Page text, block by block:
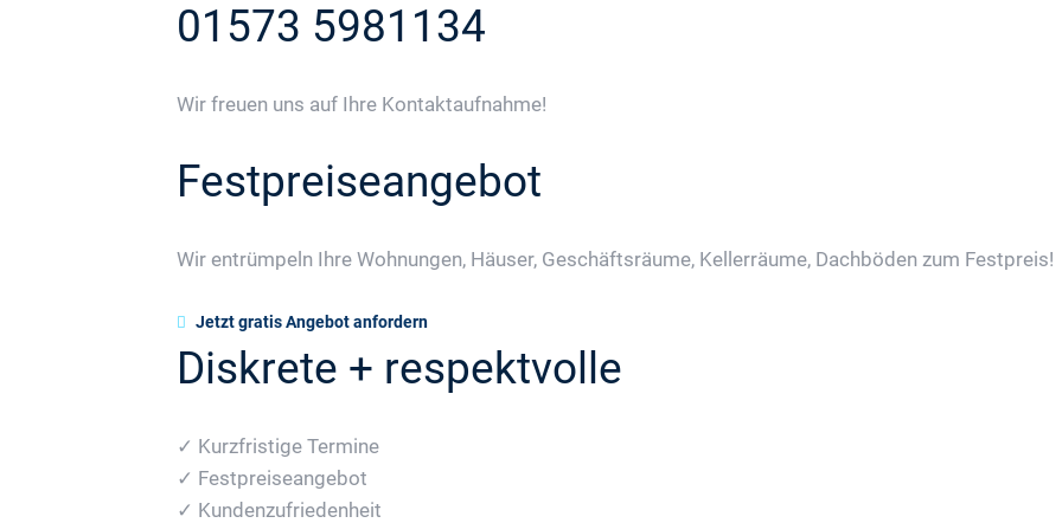
01573 5981134
Wir freuen uns auf Ihre Kontaktaufnahme!
Festpreiseangebot
Wir entrümpeln Ihre Wohnungen, Häuser, Geschäftsräume, Kellerräume, Dachböden zum Festpreis!
Jetzt gratis Angebot anfordern
Diskrete + respektvolle
✓ Kurzfristige Termine
✓ Festpreiseangebot
✓ Kundenzufriedenheit